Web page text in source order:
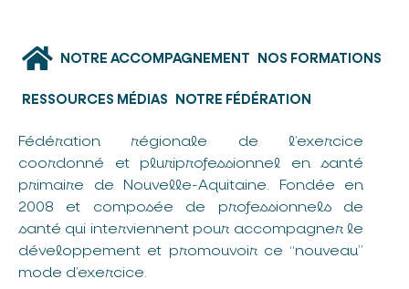
NOTRE ACCOMPAGNEMENT NOS FORMATIONS
RESSOURCES MÉDIAS NOTRE FÉDÉRATION
Fédération régionale de l’exercice
coordonné et pluriprofessionnel en santé
primaire de Nouvelle-Aquitaine. Fondée en
2008 et composée de professionnels de
santé qui interviennent pour accompagner le
développement et promouvoir ce “nouveau”
mode d’exercice.